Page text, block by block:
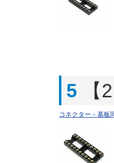
5
コネクター－基板